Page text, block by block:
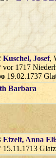
Kuschel, Josef,
vor 1717
19.02.1737
Barbara
Etzelt, Anna
15.11.1713 Glatz